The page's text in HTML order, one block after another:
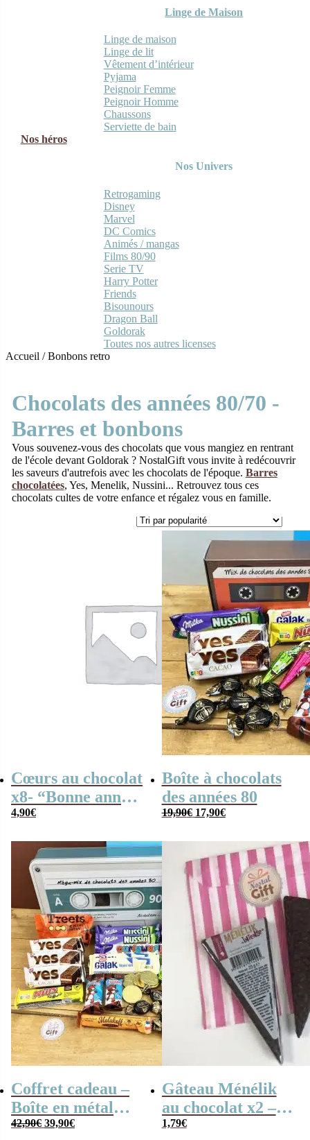
Linge de Maison
Linge de maison
Linge de lit
Vêtement d’intérieur
Pyjama
Peignoir Femme
Peignoir Homme
Chaussons
Serviette de bain
Nos héros
Nos Univers
Retrogaming
Disney
Marvel
DC Comics
Animés / mangas
Films 80/90
Serie TV
Harry Potter
Friends
Bisounours
Dragon Ball
Goldorak
Toutes nos autres licenses
Accueil /Bonbons retro
Chocolats des années 80/70 -
Barres et bonbons
Vous souvenez-vous des chocolats que vous mangiez en rentrant
de l'école devant Goldorak ? NostalGift vous invite à redécouvrir
les saveurs d'autrefois avec les chocolats de l'époque. Barres
chocolatées, Yes, Menelik, Nussini... Retrouvez tous ces
chocolats cultes de votre enfance et régalez vous en famille.
Cœurs au chocolat
x8- “Bonne année
2025 ” Style 60s –
4,90€
Boîte à chocolats
des années 80
19,90€ Le
19,90€.
17,90€Le
est :
17,90€.
Coffret cadeau –
Boîte en métal
cassette –
42,90€ Le
39,90€Le
Gâteau Ménélik
au chocolat x2 –
Gaufrette
1,79€